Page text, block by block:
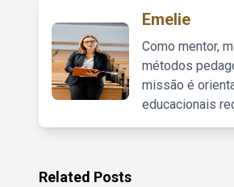
Emelie
Como mentor,
métodos
missão é
educacionais
Related Posts